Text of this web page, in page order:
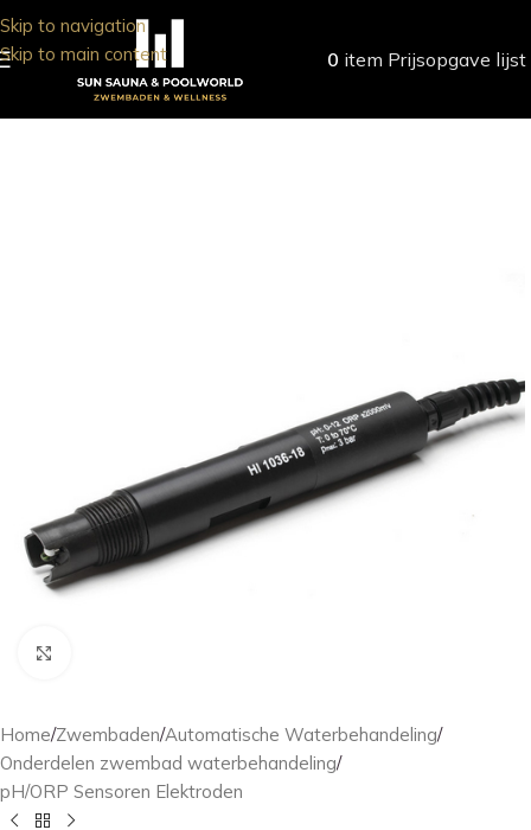
Skip to navigation
Skip to main content
0 item Prijsopgave lijst
Home/Zwembaden/Automatische Waterbehandeling/
Onderdelen zwembad waterbehandeling/
pH/ORP Sensoren Elektroden